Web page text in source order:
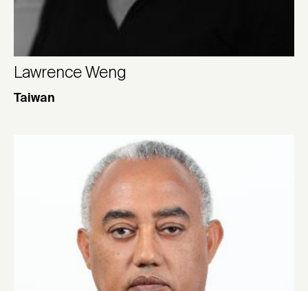
Lawrence Weng
Taiwan